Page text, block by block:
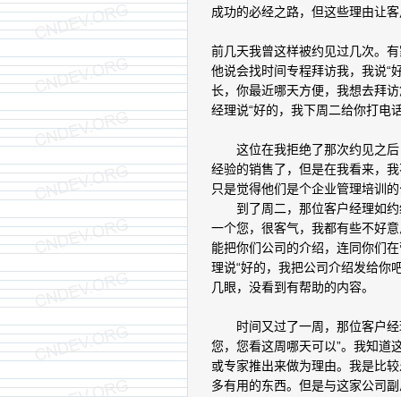
成功的必经之路，但这些理由让
前几天我曾这样被约见过几次。
他说会找时间专程拜访我，我说“
长，你最近哪天方便，我想去拜
经理说“好的，我下周二给你打电
这位在我拒绝了那次约见之后
经验的销售了，但是在我看来，
只是觉得他们是个企业管理培训
到了周二，那位客户经理如约
一个您，很客气，我都有些不好
能把你们公司的介绍，连同你们
理说“好的，我把公司介绍发给你
几眼，没看到有帮助的内容。
时间又过了一周，那位客户经
您，您看这周哪天可以”。我知道
或专家推出来做为理由。我是比
多有用的东西。但是与这家公司